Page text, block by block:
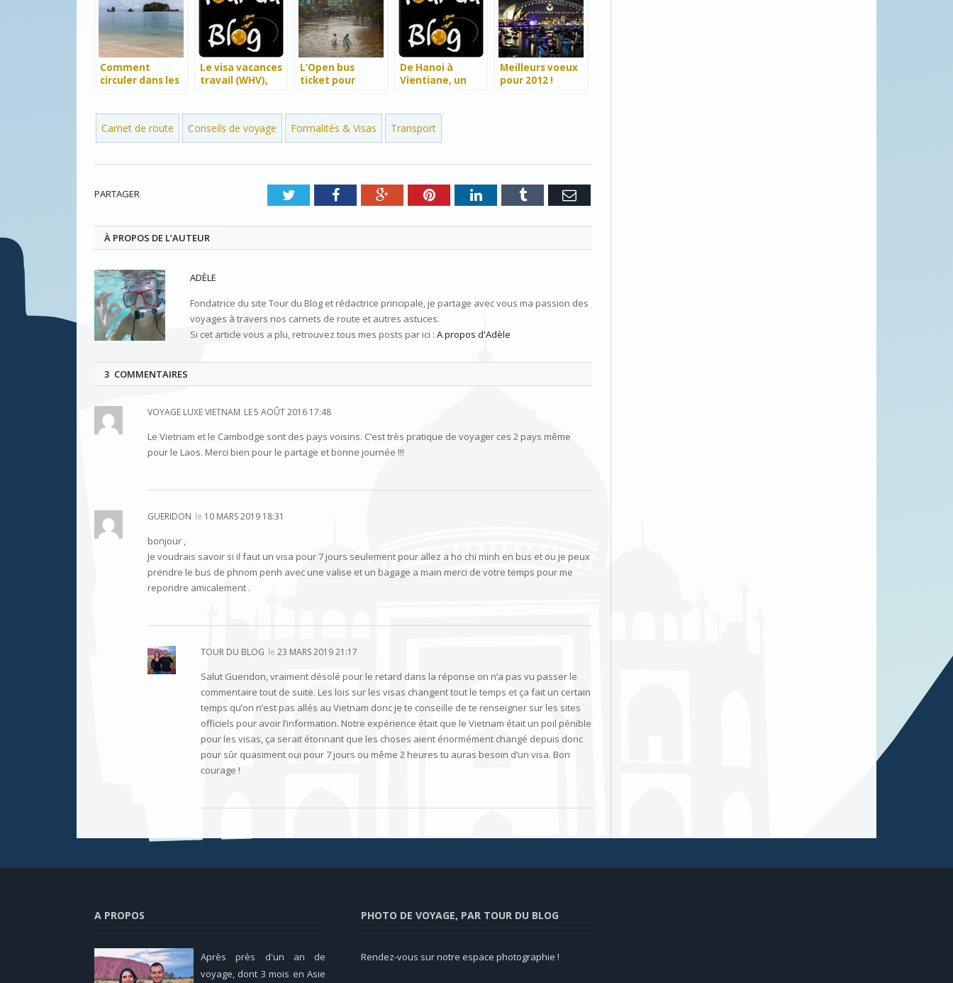
Comment
circuler dans les
Le visa vacances
travail (WHV),
L’Open bus
ticket pour
pratique mais
pas toujours
fiable
De Hanoi à
Vientiane, un
Meilleurs voeux
pour 2012 !
Carnet de route Conseils de voyage Formalités & Visas Transport
PARTAGER Twitter FacebookGoogle+PinterestLinkedInTumblr e-
À PROPOS DE L’AUTEUR
ADÈLE
Fondatrice du site Tour du Blog et rédactrice principale, je partage avec vous ma passion des
voyages à travers nos carnets de route et autres astuces.
Si cet article vous a plu, retrouvez tous mes posts par ici : A propos d'Adèle
3 COMMENTAIRES
VOYAGE LUXE VIETNAM LE5 AOÛT 2016 17:48
Le Vietnam et le Cambodge sont des pays voisins. C’est très pratique de voyager ces 2 pays même
pour le Laos. Merci bien pour le partage et bonne journée !!!
GUERIDON le 10 MARS 2019 18:31
bonjour ,
Je voudrais savoir si il faut un visa pour 7 jours seulement pour allez a ho chi minh en bus et ou je peux
prendre le bus de phnom penh avec une valise et un bagage a main merci de votre temps pour me
repondre amicalement .
TOUR DU BLOG le 23 MARS 2019 21:17
Salut Gueridon, vraiment désolé pour le retard dans la réponse on n’a pas vu passer le
commentaire tout de suite. Les lois sur les visas changent tout le temps et ça fait un certain
temps qu’on n’est pas allés au Vietnam donc je te conseille de te renseigner sur les sites
officiels pour avoir l’information. Notre expérience était que le Vietnam était un poil pénible
pour les visas, ça serait étonnant que les choses aient énormément changé depuis donc
pour sûr quasiment oui pour 7 jours ou même 2 heures tu auras besoin d’un visa. Bon
courage !
A PROPOS
Après près d'un an de
voyage, dont 3 mois en Asie
PHOTO DE VOYAGE, PAR TOUR DU BLOG
Rendez-vous surnotre espace photographie !